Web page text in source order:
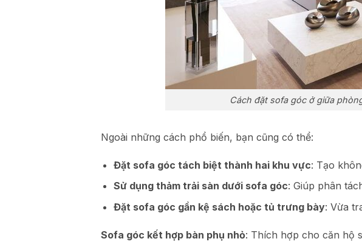
Cách đặt sofa góc ở giữa
Ngoài những cách phổ biến, bạn cũng có thể:
Đặt sofa góc tách biệt thành hai khu vực: Tạo
Sử dụng thảm trải sàn dưới sofa góc: Giúp phân
Đặt sofa góc gần kệ sách hoặc tủ trưng bày: Vừa
Sofa góc kết hợp bàn phụ nhỏ: Thích hợp cho căn hộ